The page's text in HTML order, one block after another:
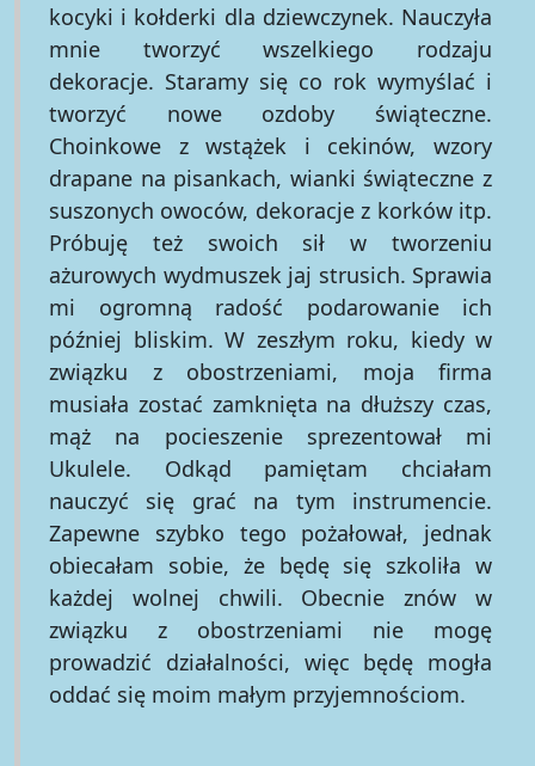
kocyki i kołderki dla dziewczynek. Nauczyła
mnie tworzyć wszelkiego rodzaju
dekoracje. Staramy się co rok wymyślać i
tworzyć nowe ozdoby świąteczne.
Choinkowe z wstążek i cekinów, wzory
drapane na pisankach, wianki świąteczne z
suszonych owoców, dekoracje z korków itp.
Próbuję też swoich sił w tworzeniu
ażurowych wydmuszek jaj strusich. Sprawia
mi ogromną radość podarowanie ich
później bliskim. W zeszłym roku, kiedy w
związku z obostrzeniami, moja firma
musiała zostać zamknięta na dłuższy czas,
mąż na pocieszenie sprezentował mi
Ukulele. Odkąd pamiętam chciałam
nauczyć się grać na tym instrumencie.
Zapewne szybko tego pożałował, jednak
obiecałam sobie, że będę się szkoliła w
każdej wolnej chwili. Obecnie znów w
związku z obostrzeniami nie mogę
prowadzić działalności, więc będę mogła
oddać się moim małym przyjemnościom.